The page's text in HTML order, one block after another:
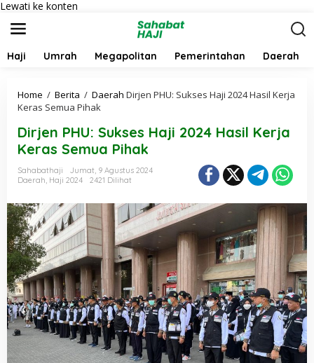
Lewati ke konten
Haji Umrah Megapolitan Pemerintahan Daerah
Home / Berita / Daerah Dirjen PHU: Sukses Haji 2024 Hasil Kerja
Keras Semua Pihak
Dirjen PHU: Sukses Haji 2024 Hasil Kerja
Keras Semua Pihak
Sahabathaji
Jumat, 9 Agustus 2024
Daerah, Haji 2024 2421 Dilihat